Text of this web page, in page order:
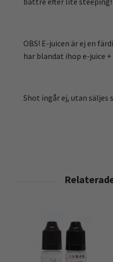
OBS! E-juicen är ej en
har blandat ihop e-juice
Shot ingår ej, utan säljes